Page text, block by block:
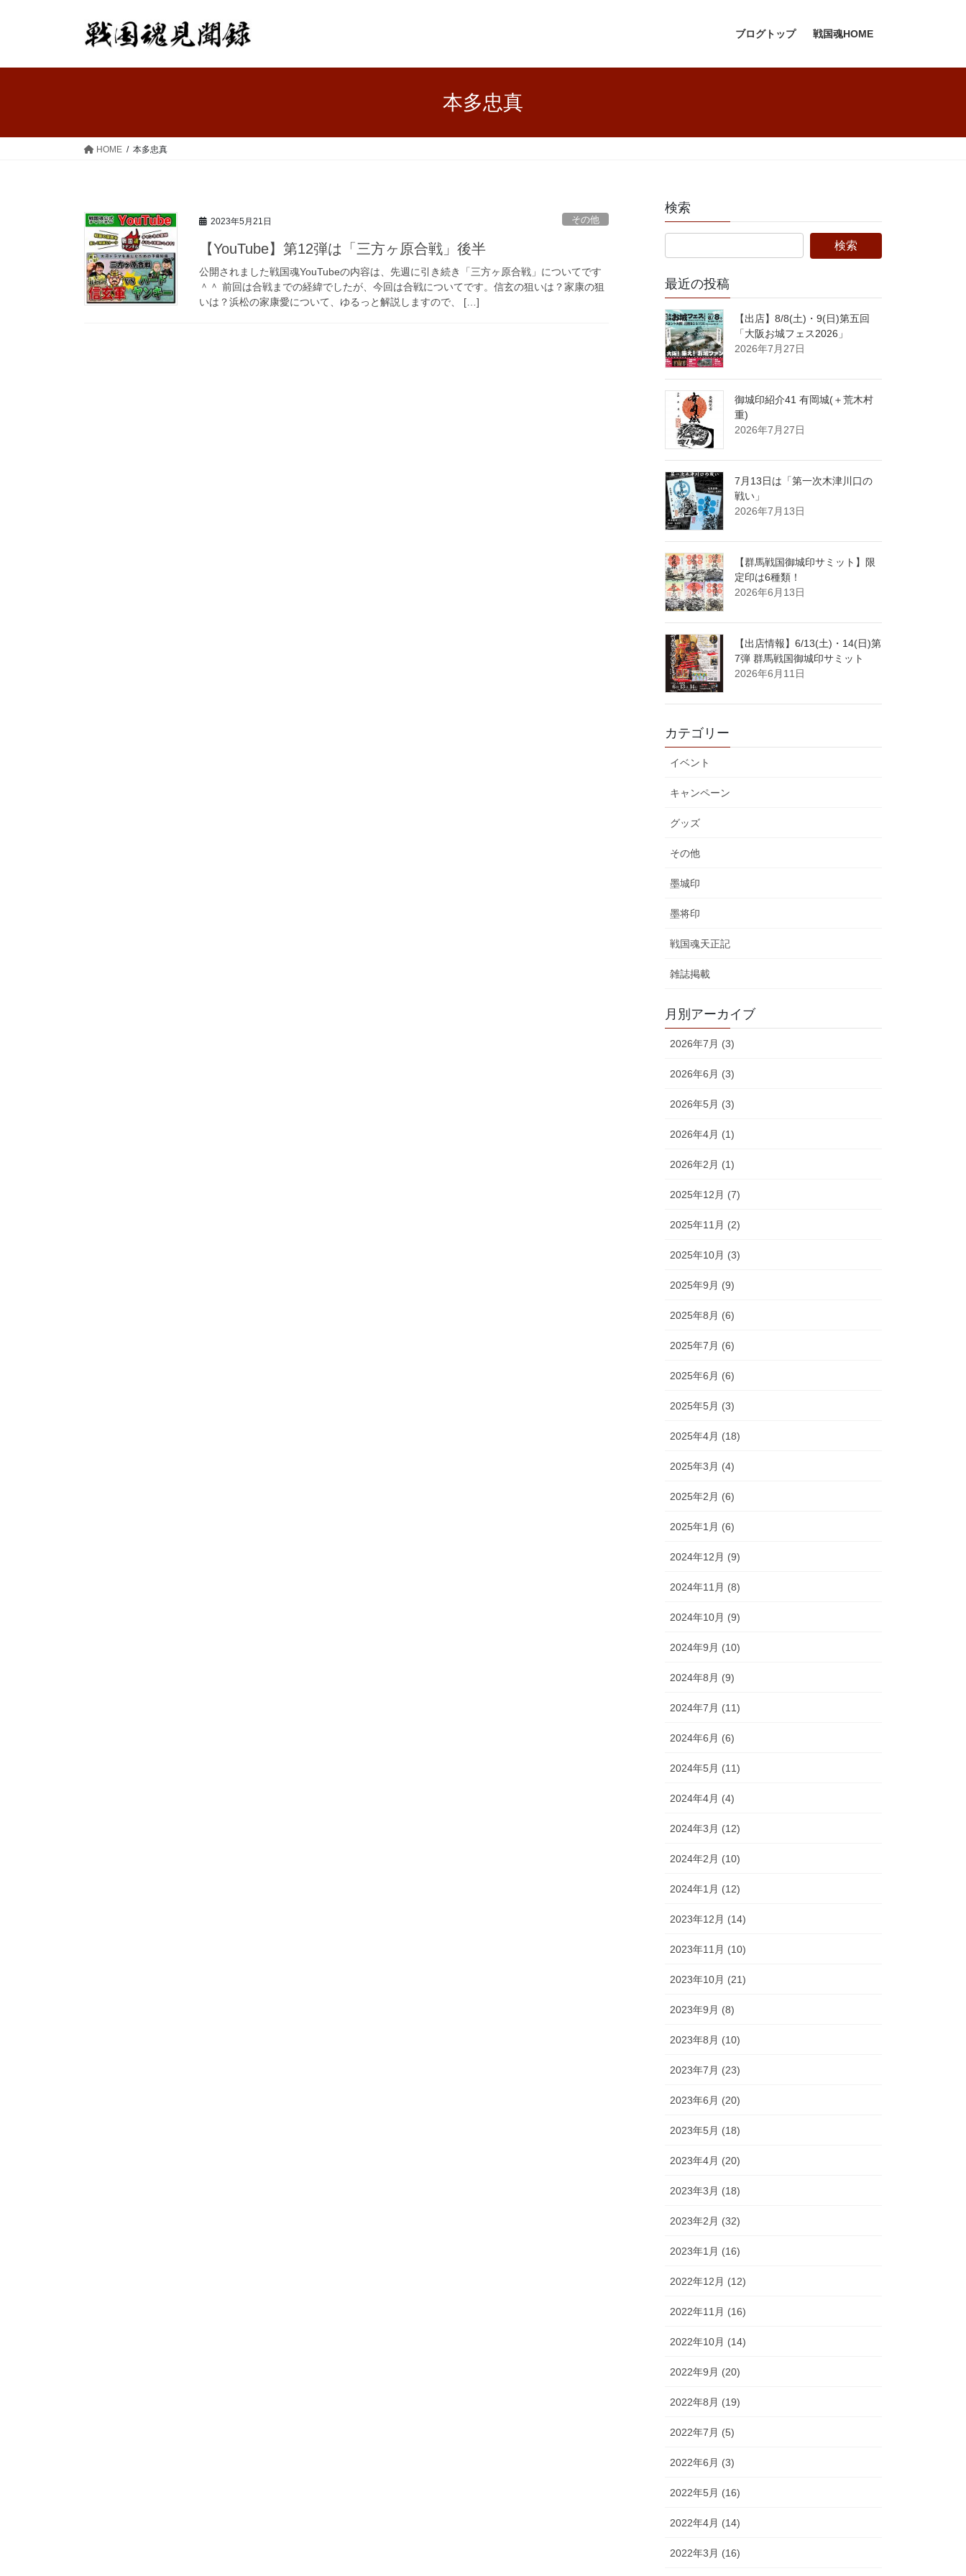
ブログトップ 戦国魂HOME
本多忠真
HOME 本多忠真
2023年5月21日 その他
【YouTube】第12弾は「三方ヶ原合戦」後半
公開されました戦国魂YouTubeの内容は、先週に引き続き「三方ヶ原合戦」についてです
＾＾ 前回は合戦までの経緯でしたが、今回は合戦についてです。信玄の狙いは？家康の狙
いは？浜松の家康愛について、ゆるっと解説しますので、 […]
検索
最近の投稿
【出店】8/8(土)・9(日)第五回
「大阪お城フェス2026」
2026年7月27日
御城印紹介41 有岡城(＋荒木村
重)
2026年7月27日
7月13日は「第一次木津川口の
戦い」
2026年7月13日
【群馬戦国御城印サミット】限
定印は6種類！
2026年6月13日
【出店情報】6/13(土)・14(日)第
7弾 群馬戦国御城印サミット
2026年6月11日
カテゴリー
イベント
キャンペーン
グッズ
その他
墨城印
墨将印
戦国魂天正記
雑誌掲載
月別アーカイブ
2026年7月 (3)
2026年6月 (3)
2026年5月 (3)
2026年4月 (1)
2026年2月 (1)
2025年12月 (7)
2025年11月 (2)
2025年10月 (3)
2025年9月 (9)
2025年8月 (6)
2025年7月 (6)
2025年6月 (6)
2025年5月 (3)
2025年4月 (18)
2025年3月 (4)
2025年2月 (6)
2025年1月 (6)
2024年12月 (9)
2024年11月 (8)
2024年10月 (9)
2024年9月 (10)
2024年8月 (9)
2024年7月 (11)
2024年6月 (6)
2024年5月 (11)
2024年4月 (4)
2024年3月 (12)
2024年2月 (10)
2024年1月 (12)
2023年12月 (14)
2023年11月 (10)
2023年10月 (21)
2023年9月 (8)
2023年8月 (10)
2023年7月 (23)
2023年6月 (20)
2023年5月 (18)
2023年4月 (20)
2023年3月 (18)
2023年2月 (32)
2023年1月 (16)
2022年12月 (12)
2022年11月 (16)
2022年10月 (14)
2022年9月 (20)
2022年8月 (19)
2022年7月 (5)
2022年6月 (3)
2022年5月 (16)
2022年4月 (14)
2022年3月 (16)